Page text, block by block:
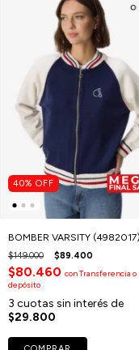
40% OFF
BOMBER VARSITY (4982017)
$149.000 $89.400
$80.460 conTransferencia o
depósito
3 cuotas sin interés de
$29.800